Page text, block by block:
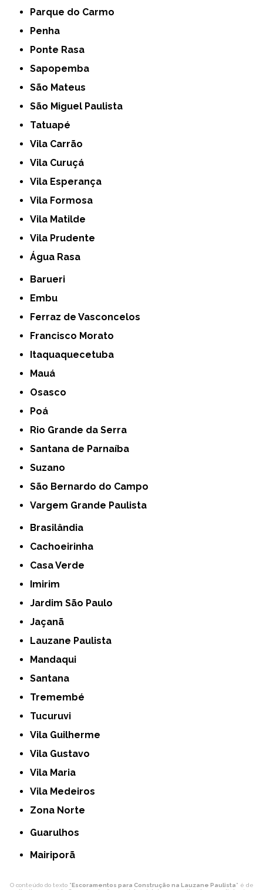
Parque do Carmo
Penha
Ponte Rasa
Sapopemba
São Mateus
São Miguel Paulista
Tatuapé
Vila Carrão
Vila Curuçá
Vila Esperança
Vila Formosa
Vila Matilde
Vila Prudente
Água Rasa
Barueri
Embu
Ferraz de Vasconcelos
Francisco Morato
Itaquaquecetuba
Mauá
Osasco
Poá
Rio Grande da Serra
Santana de Parnaíba
Suzano
São Bernardo do Campo
Vargem Grande Paulista
Brasilândia
Cachoeirinha
Casa Verde
Imirim
Jardim São Paulo
Jaçanã
Lauzane Paulista
Mandaqui
Santana
Tremembé
Tucuruvi
Vila Guilherme
Vila Gustavo
Vila Maria
Vila Medeiros
Zona Norte
Guarulhos
Mairiporã
O conteúdo do texto "Escoramentos para Construção na Lauzane Paulista" é de